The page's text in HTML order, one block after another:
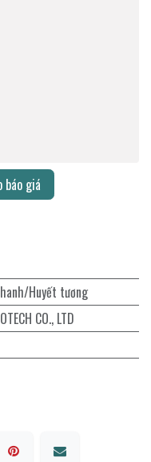
báo giá
Huyết tương
CO., LTD